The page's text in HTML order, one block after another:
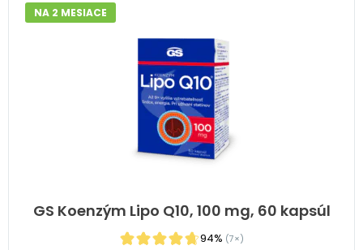
GS Koenzým Lipo Q10, 100 mg, 60 kapsúl
94% (7×)
NA 2 MESIACE